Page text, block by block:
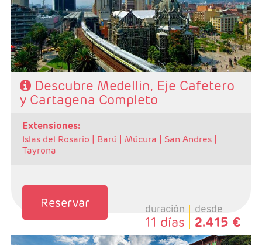
- Régimen:Según programa
Descubre Medellin, Eje Cafetero
y Cartagena Completo
extensiones:
Islas del Rosario | Barú | Múcura | San Andres |
Tayrona
Reservar duración
11 días
desde
2.415 €